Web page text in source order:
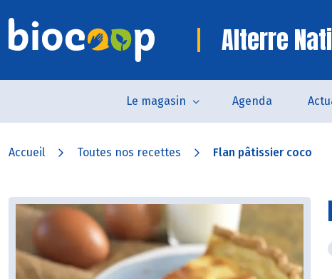
Alterre
Le magasin Agenda
Accueil Toutes nos recettes Flan pâtissier coco